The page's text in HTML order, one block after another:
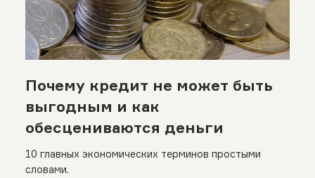
Почему кредит не может быть
выгодным и как
обесцениваются деньги
10 главных экономических терминов простыми
словами.